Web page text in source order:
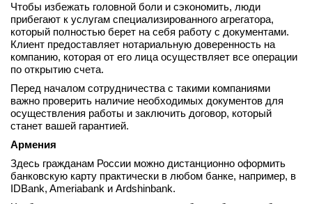
Чтобы избежать головной боли и сэкономить, люди
прибегают к услугам специализированного агрегатора,
который полностью берет на себя работу с документами.
Клиент предоставляет нотариальную доверенность на
компанию, которая от его лица осуществляет все операции
по открытию счета.
Перед началом сотрудничества с такими компаниями
важно проверить наличие необходимых документов для
осуществления работы и заключить договор, который
станет вашей гарантией.
Армения
Здесь гражданам России можно дистанционно оформить
банковскую карту практически в любом банке, например, в
IDBank, Ameriabank и Ardshinbank.